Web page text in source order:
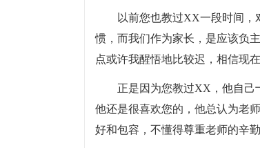
以前您也教过XX一段时间，
惯，而我们作为家长，是应该负
点或许我醒悟地比较迟，相信现
正是因为您教过XX，他自己
他还是很喜欢您的，他总认为老
好和包容，不懂得尊重老师的辛